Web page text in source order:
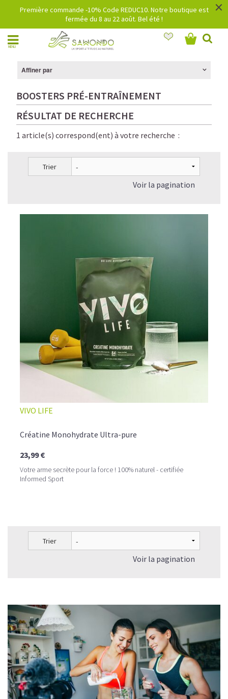
Première commande -10% Code REDUC10. Notre boutique est
fermée du 8 au 22 août. Bel été !
×
MENU
Affiner par
BOOSTERS PRÉ-ENTRAÎNEMENT
RÉSULTAT DE RECHERCHE
1 article(s) correspond(ent) à votre recherche :
Trier
Voir la pagination
VIVO LIFE
Créatine Monohydrate Ultra-pure
23,99 €
Votre arme secrète pour la force ! 100% naturel - certifiée
Informed Sport
Trier
Voir la pagination